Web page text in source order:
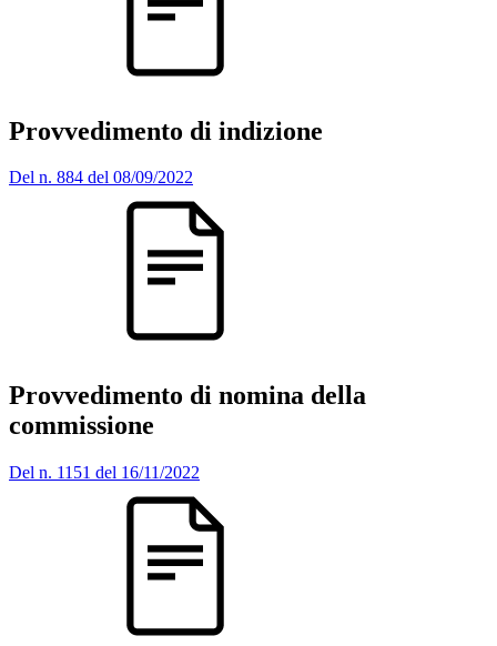
Provvedimento di indizione
Del n. 884 del 08/09/2022
Provvedimento di nomina della
commissione
Del n. 1151 del 16/11/2022